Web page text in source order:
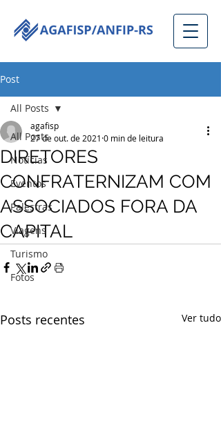
Post
All Posts
Notícias
Eventos
Palestras
Viagens
Turismo
Fotos
All Posts
DIRETORES
CONFRATERNIZAM COM
ASSOCIADOS FORA DA
CAPITAL
agafisp
27 de out. de 2021 0 min de leitura
Posts recentes Ver tudo